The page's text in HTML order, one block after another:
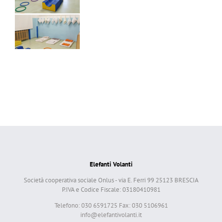
Elefanti Volanti
Società cooperativa sociale Onlus - via E. Ferri 99 25123 BRESCIA
P.IVA e Codice Fiscale: 03180410981
Telefono: 030 6591725 Fax: 030 5106961
info@elefantivolanti.it